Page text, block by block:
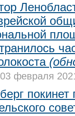
03 февраля
покинет